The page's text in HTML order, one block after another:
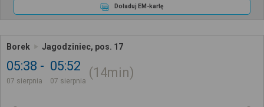
Doładuj EM-kartę
Borek Jagodziniec, pos. 17
05:38
07 sierpnia
05:52
07 sierpnia
14min